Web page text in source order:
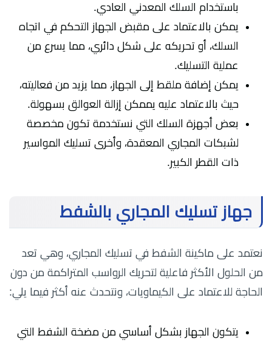
باستخدام السلك المعدني العادي.
يمكن بالاعتماد على مقبض الجهاز التحكم في اتجاه
السلك، أو تحريكه على شكل دائري، مما يسرع من
عملية التسليك.
يمكن إضافة ملقط إلى الجهاز، مما يزيد من فعاليته،
حيث بالاعتماد عليه يممكن إزالة العوالق بسهولة.
بعض أجهزة السلك التي نستخدمة تكون مخصصة
لشبكات المجاري المعقدة، وأخرى تسليك المواسير
ذات القطر الكبير.
جهاز تسليك المجاري بالشفط
نعتمد على ماكينة الشفط في تسليك المجاري، وهي تعد
من الحلول الأكثر فاعلية لتحريك الرواسب المتراكمة من دون
الحاجة للاعتماد على الكيماويات، ونتحدث عنه أكثر فيما يلي:
يتكون الجهاز بشكل أساسي من مضخة الشفط التي